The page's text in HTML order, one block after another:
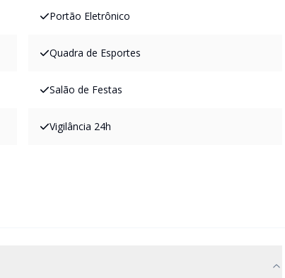
Portão Eletrônico
Quadra de Esportes
Salão de Festas
Vigilância 24h